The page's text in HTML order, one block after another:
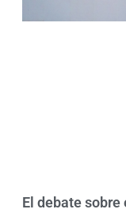
El debate